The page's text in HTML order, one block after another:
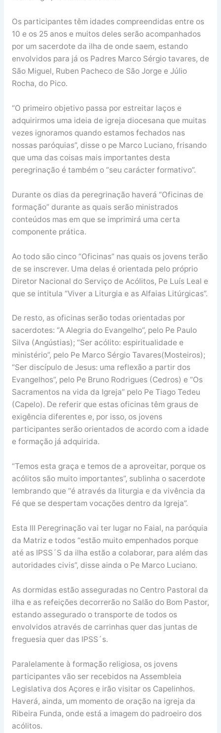
Os participantes têm idades compreendidas entre os
10 e os 25 anos e muitos deles serão acompanhados
por um sacerdote da ilha de onde saem, estando
envolvidos para já os Padres Marco Sérgio tavares, de
São Miguel, Ruben Pacheco de São Jorge e Júlio
Rocha, do Pico.
“O primeiro objetivo passa por estreitar laços e
adquirirmos uma ideia de igreja diocesana que muitas
vezes ignoramos quando estamos fechados nas
nossas paróquias”, disse o pe Marco Luciano, frisando
que uma das coisas mais importantes desta
peregrinação é também o “seu carácter formativo”.
Durante os dias da peregrinação haverá “Oficinas de
formação” durante as quais serão ministrados
conteúdos mas em que se imprimirá uma certa
componente prática.
Ao todo são cinco “Oficinas” nas quais os jovens terão
de se inscrever. Uma delas é orientada pelo próprio
Diretor Nacional do Serviço de Acólitos, Pe Luís Leal e
que se intitula “Viver a Liturgia e as Alfaias Litúrgicas”.
De resto, as oficinas serão todas orientadas por
sacerdotes: “A Alegria do Evangelho”, pelo Pe Paulo
Silva (Angústias); “Ser acólito: espiritualidade e
ministério”, pelo Pe Marco Sérgio Tavares(Mosteiros);
“Ser discípulo de Jesus: uma reflexão a partir dos
Evangelhos”, pelo Pe Bruno Rodrigues (Cedros) e “Os
Sacramentos na vida da Igreja” pelo Pe Tiago Tedeu
(Capelo). De referir que estas oficinas têm graus de
exigência diferentes e, por isso, os jovens
participantes serão orientados de acordo com a idade
e formação já adquirida.
“Temos esta graça e temos de a aproveitar, porque os
acólitos são muito importantes”, sublinha o sacerdote
lembrando que “é através da liturgia e da vivência da
Fé que se despertam vocações dentro da Igreja”.
Esta III Peregrinação vai ter lugar no Faial, na paróquia
da Matriz e todos “estão muito empenhados porque
até as IPSS´S da ilha estão a colaborar, para além das
autoridades civis”, disse ainda o Pe Marco Luciano.
As dormidas estão asseguradas no Centro Pastoral da
ilha e as refeições decorrerão no Salão do Bom Pastor,
estando assegurado o transporte de todos os
envolvidos através de carrinhas quer das juntas de
freguesia quer das IPSS´s.
Paralelamente à formação religiosa, os jovens
participantes vão ser recebidos na Assembleia
Legislativa dos Açores e irão visitar os Capelinhos.
Haverá, ainda, um momento de oração na igreja da
Ribeira Funda, onde está a imagem do padroeiro dos
acólitos.